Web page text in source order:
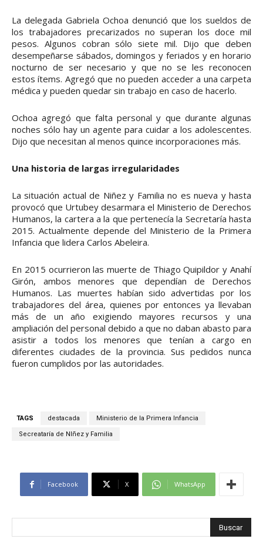
La delegada Gabriela Ochoa denunció que los sueldos de
los trabajadores precarizados no superan los doce mil
pesos. Algunos cobran sólo siete mil. Dijo que deben
desempeñarse sábados, domingos y feriados y en horario
nocturno de ser necesario y que no se les reconocen
estos ítems. Agregó que no pueden acceder a una carpeta
médica y pueden quedar sin trabajo en caso de hacerlo.
Ochoa agregó que falta personal y que durante algunas
noches sólo hay un agente para cuidar a los adolescentes.
Dijo que necesitan al menos quince incorporaciones más.
Una historia de largas irregularidades
La situación actual de Niñez y Familia no es nueva y hasta
provocó que Urtubey desarmara el Ministerio de Derechos
Humanos, la cartera a la que pertenecía la Secretaría hasta
2015. Actualmente depende del Ministerio de la Primera
Infancia que lidera Carlos Abeleira.
En 2015 ocurrieron las muerte de Thiago Quipildor y Anahí
Girón, ambos menores que dependían de Derechos
Humanos. Las muertes habían sido advertidas por los
trabajadores del área, quienes por entonces ya llevaban
más de un año exigiendo mayores recursos y una
ampliación del personal debido a que no daban abasto para
asistir a todos los menores que tenían a cargo en
diferentes ciudades de la provincia. Sus pedidos nunca
fueron cumplidos por las autoridades.
TAGS destacada Ministerio de la Primera Infancia
Secreataría de NIñez y Familia
Facebook X WhatsApp